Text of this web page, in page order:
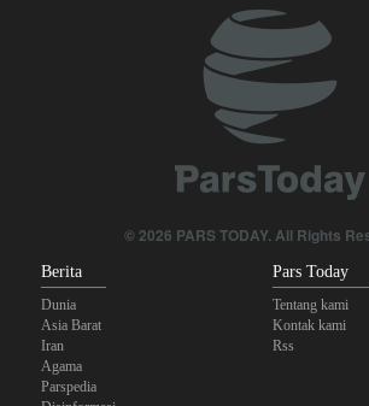
Pasukan Reaksi Cepat dan Pasukan
Terdepan Keamanan Perbatasan Iran
Bantuan Obat-obatan dari 11 Negara untuk
Sendiri dan Jalin Persaudaraan Sejati
Yahya Saree: Operasi Khusus di Al-
Saudi Tewas dan Terluka
© 2026 PARS TODAY. All Rights
Berita
Dunia
Asia Barat
Iran
Agama
Parspedia
Pars Today
Tentang kami
Kontak kami
Rss